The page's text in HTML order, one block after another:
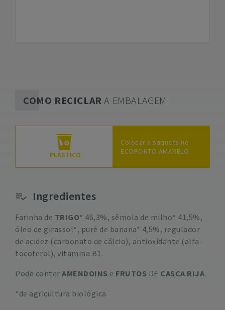
COMO RECICLAR A EMBALAGEM
PLÁSTICO
Colocar a saqueta no
ECOPONTO AMARELO
Ingredientes
Farinha de TRIGO* 46,3%, sêmola de milho* 41,5%,
óleo de girassol*, puré de banana* 4,5%, regulador
de acidez (carbonato de cálcio), antioxidante (alfa-
tocoferol), vitamina B1.
Pode conter AMENDOINS e FRUTOS DE CASCA RIJA.
*de agricultura biológica